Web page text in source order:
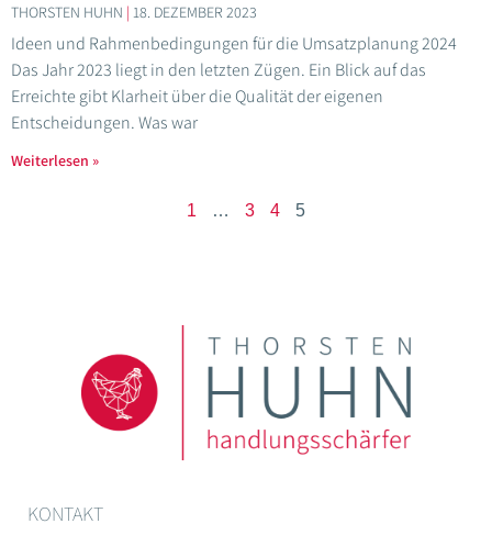
THORSTEN HUHN 18. DEZEMBER 2023
Ideen und Rahmenbedingungen für die Umsatzplanung 2024
Das Jahr 2023 liegt in den letzten Zügen. Ein Blick auf das
Erreichte gibt Klarheit über die Qualität der eigenen
Entscheidungen. Was war
Weiterlesen »
1 … 3 4 5
KONTAKT